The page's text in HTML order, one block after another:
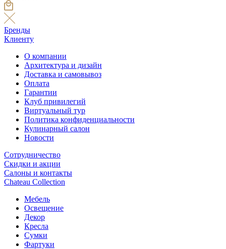
Бренды
Клиенту
О компании
Архитектура и дизайн
Доставка и самовывоз
Оплата
Гарантии
Клуб привилегий
Виртуальный тур
Политика конфиденциальности
Кулинарный салон
Новости
Сотрудничество
Скидки и акции
Салоны и контакты
Chateau Collection
Мебель
Освещение
Декор
Кресла
Сумки
Фартуки